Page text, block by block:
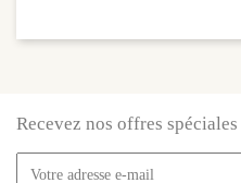
Recevez nos offres spéciales